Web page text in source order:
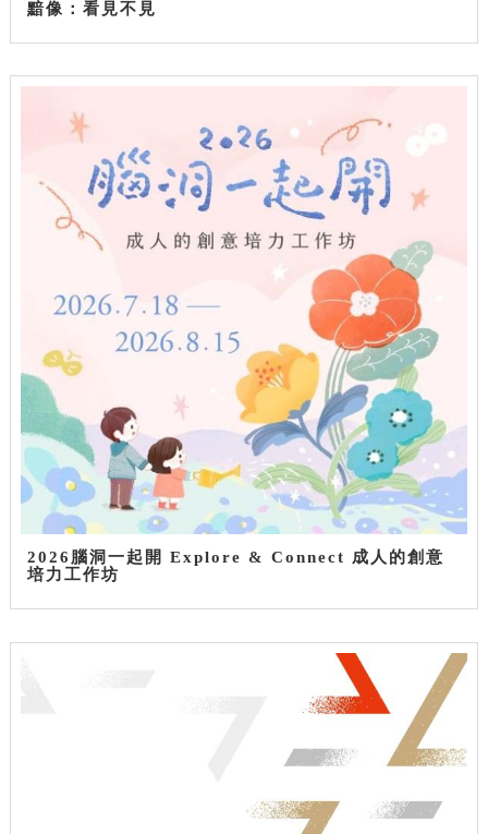
黯像：看見不見
2026腦洞一起開 Explore & Connect 成人的創意
培力工作坊